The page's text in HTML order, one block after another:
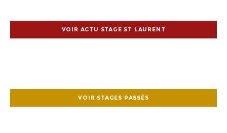
VOIR ACTU STAGE ST LAURENT
VOIR STAGES PASSÉS